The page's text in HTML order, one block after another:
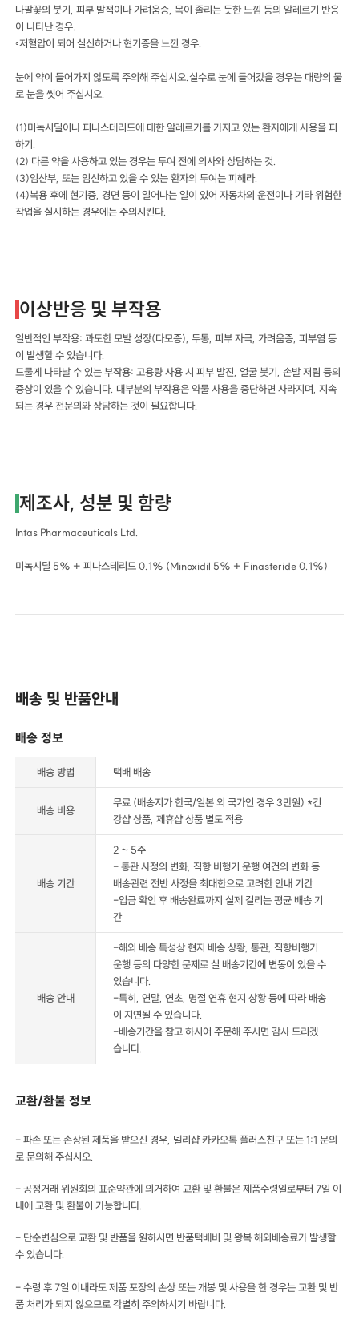
나팔꽃의 붓기, 피부 발적이나 가려움증, 목이 졸리는 듯한 느낌 등의 알레르기 반응
이 나타난 경우.
◦저혈압이 되어 실신하거나 현기증을 느낀 경우.
눈에 약이 들어가지 않도록 주의해 주십시오.실수로 눈에 들어갔을 경우는 대량의 물
로 눈을 씻어 주십시오.
(1)미녹시딜이나 피나스테리드에 대한 알레르기를 가지고 있는 환자에게 사용을 피
하기.
(2) 다른 약을 사용하고 있는 경우는 투여 전에 의사와 상담하는 것.
(3)임산부, 또는 임신하고 있을 수 있는 환자의 투여는 피해라.
(4)복용 후에 현기증, 경면 등이 일어나는 일이 있어 자동차의 운전이나 기타 위험한
작업을 실시하는 경우에는 주의시킨다.
이상반응 및 부작용
일반적인 부작용: 과도한 모발 성장(다모증), 두통, 피부 자극, 가려움증, 피부염 등
이 발생할 수 있습니다.
드물게 나타날 수 있는 부작용: 고용량 사용 시 피부 발진, 얼굴 붓기, 손발 저림 등의
증상이 있을 수 있습니다. 대부분의 부작용은 약물 사용을 중단하면 사라지며, 지속
되는 경우 전문의와 상담하는 것이 필요합니다.
제조사, 성분 및 함량
Intas Pharmaceuticals Ltd.
미녹시딜 5% + 피나스테리드 0.1% (Minoxidil 5% + Finasteride 0.1%)
배송 및 반품안내
배송 정보
배송 방법 택배 배송
배송 비용
무료 (배송지가 한국/일본 외 국가인 경우 3만원) *건
강샵 상품, 제휴샵 상품 별도 적용
배송 기간
2 ~ 5주
- 통관 사정의 변화, 직항 비행기 운행 여건의 변화 등
배송관련 전반 사정을 최대한으로 고려한 안내 기간
-입금 확인 후 배송완료까지 실제 걸리는 평균 배송 기
간
배송 안내
-해외 배송 특성상 현지 배송 상황, 통관, 직항비행기
운행 등의 다양한 문제로 실 배송기간에 변동이 있을 수
있습니다.
-특히, 연말, 연초, 명절 연휴 현지 상황 등에 따라 배송
이 지연될 수 있습니다.
-배송기간을 참고 하시어 주문해 주시면 감사 드리겠
습니다.
교환/환불 정보
- 파손 또는 손상된 제품을 받으신 경우, 델리샵 카카오톡 플러스친구 또는 1:1 문의
로 문의해 주십시오.
- 공정거래 위원회의 표준약관에 의거하여 교환 및 환불은 제품수령일로부터 7일 이
내에 교환 및 환불이 가능합니다.
- 단순변심으로 교환 및 반품을 원하시면 반품택배비 및 왕복 해외배송료가 발생할
수 있습니다.
- 수령 후 7일 이내라도 제품 포장의 손상 또는 개봉 및 사용을 한 경우는 교환 및 반
품 처리가 되지 않으므로 각별히 주의하시기 바랍니다.